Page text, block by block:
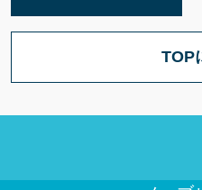
TOP